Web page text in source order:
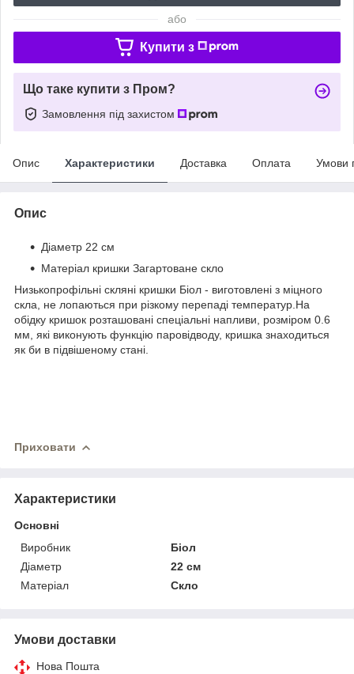
або
Купити з
Що таке купити з Пром?
Замовлення під захистом
Опис Характеристики Доставка Оплата Умови
Опис
Діаметр 22 см
Матеріал кришки Загартоване скло
Низькопрофільні скляні кришки Біол - виготовлені з міцного
скла, не лопаються при різкому перепаді температур.На
обідку кришок розташовані спеціальні напливи, розміром 0.6
мм, які виконують функцію паровідводу, кришка знаходиться
як би в підвішеному стані.
Приховати
Характеристики
Основні
Виробник
Біол
Діаметр
22 см
Матеріал
Скло
Умови доставки
Нова Пошта